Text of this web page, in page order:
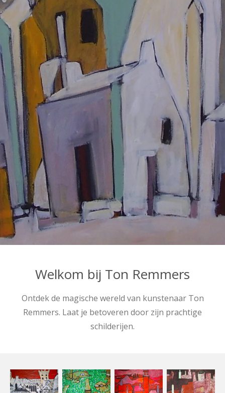
Welkom bij Ton Remmers
Ontdek de magische wereld van kunstenaar Ton
Remmers. Laat je betoveren door zijn prachtige
schilderijen.